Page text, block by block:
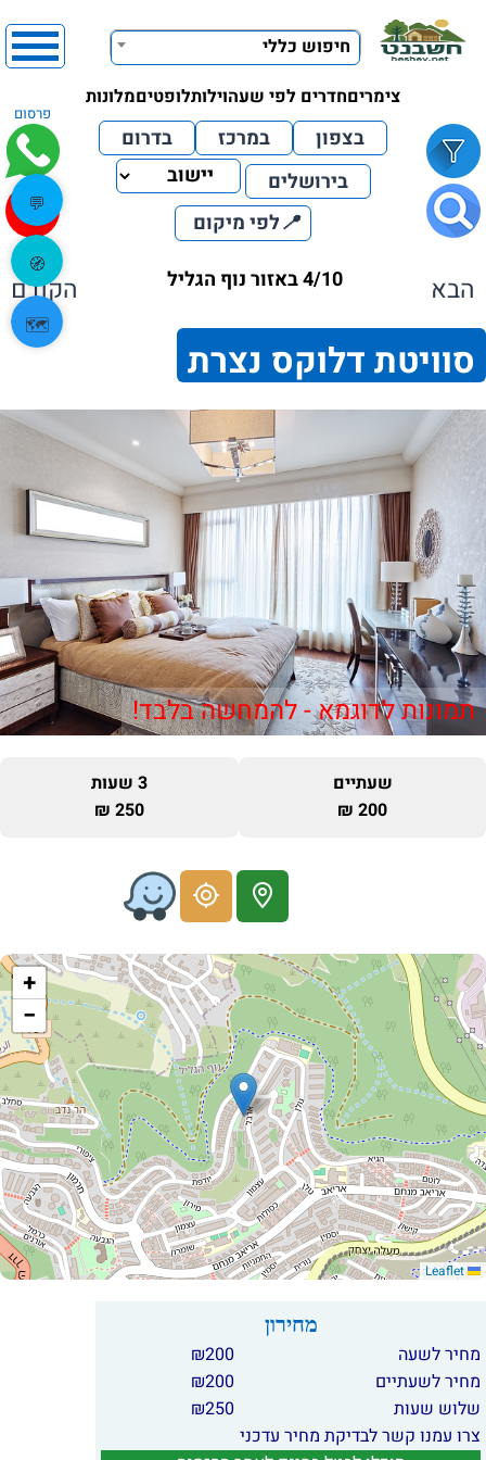
חיפוש כללי
צימריםחדרים לפי שעהוילותלופטיםמלונות
פרסום
בצפון במרכז
בדרום
בירושלים
📍לפי מיקום
הבא 4/10 באזור נוף הגליל הקודם
סוויטת דלוקס נצרת
תמונות לדוגמא - להמחשה בלבד!
שעתיים
200 ₪
3 שעות
250 ₪
+
−
Leaflet
מחירון
מחיר לשעה 200
₪
מחיר לשעתיים
200
₪
שלוש שעות
250
₪
צרו עמנו קשר לבדיקת מחיר עדכני
💬
🧭
🗺️